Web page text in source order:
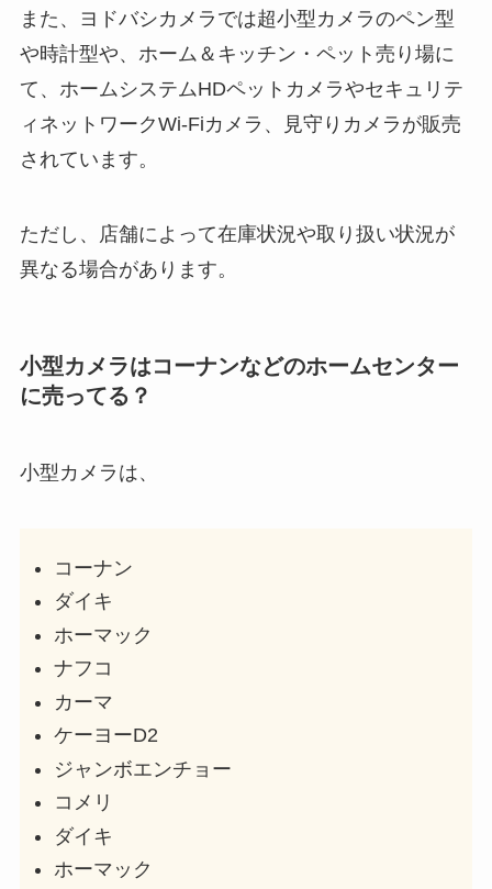
また、ヨドバシカメラでは超小型カメラのペン型
や時計型や、ホーム＆キッチン・ペット売り場に
て、ホームシステムHDペットカメラやセキュリテ
ィネットワークWi-Fiカメラ、見守りカメラが販売
されています。
ただし、店舗によって在庫状況や取り扱い状況が
異なる場合があります。
小型カメラはコーナンなどのホームセンター
に売ってる？
小型カメラは、
コーナン
ダイキ
ホーマック
ナフコ
カーマ
ケーヨーD2
ジャンボエンチョー
コメリ
ダイキ
ホーマック